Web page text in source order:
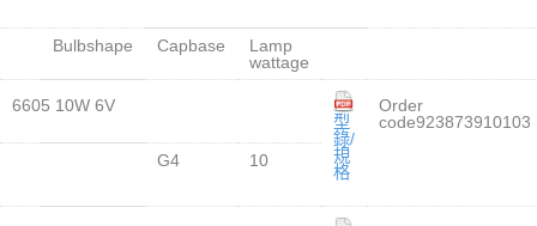
Bulbshape Capbase
Lamp
wattage
6605 10W 6V
型
錄/
規
格
Order
code923873910103
G4
10